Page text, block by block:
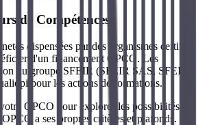
de Compétences)
dispensées par des organismes certifiés
d'un financement OPCO. Les
du groupe SFEIR (SFEIR SAS, SFEIR-
pour les actions de formations.
OPCO pour explorer les possibilités de
a ses propres critères et plafonds.